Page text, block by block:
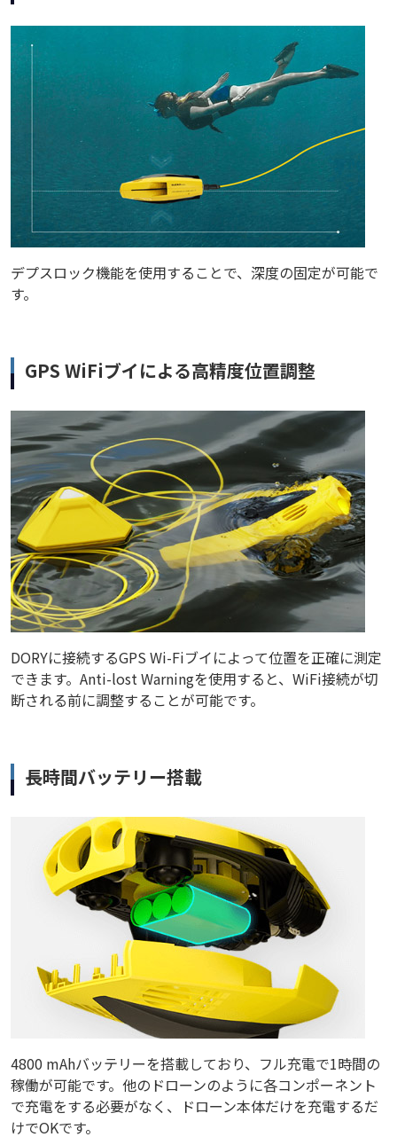
デプスロック機能を使用することで、深度の固定が可能で
す。
GPS WiFiブイによる高精度位置調整
DORYに接続するGPS Wi-Fiブイによって位置を正確に測定
できます。Anti-lost Warningを使用すると、WiFi接続が切
断される前に調整することが可能です。
長時間バッテリー搭載
4800 mAhバッテリーを搭載しており、フル充電で1時間の
稼働が可能です。他のドローンのように各コンポーネント
で充電をする必要がなく、ドローン本体だけを充電するだ
けでOKです。